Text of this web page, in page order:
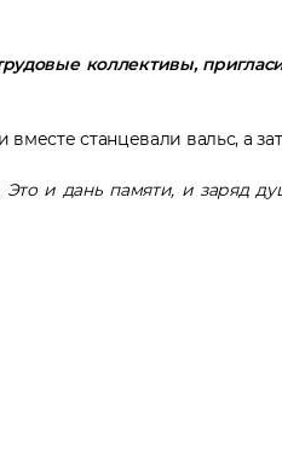
коллективы,
станцевали вальс, а
и дань памяти, и заряд